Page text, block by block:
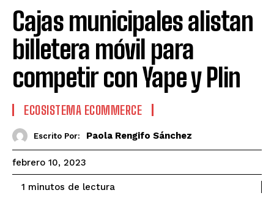
Cajas municipales alistan
billetera móvil para
competir con Yape y Plin
ECOSISTEMA ECOMMERCE
Escrito Por: Paola Rengifo Sánchez
febrero 10, 2023
1 minutos de lectura